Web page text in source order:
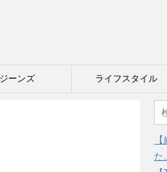
ジーンズ ライフスタイル
た